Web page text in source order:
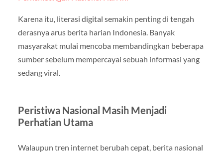
Karena itu, literasi digital semakin penting di tengah
derasnya arus berita harian Indonesia. Banyak
masyarakat mulai mencoba membandingkan beberapa
sumber sebelum mempercayai sebuah informasi yang
sedang viral.
Peristiwa Nasional Masih Menjadi
Perhatian Utama
Walaupun tren internet berubah cepat, berita nasional